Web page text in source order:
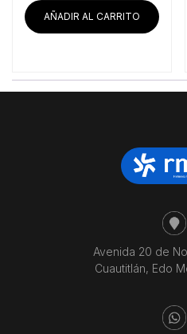
era:
$12,581.03.
es:
AÑADIR AL CARRITO
Avenida 20 de
Cuautitlán, Edo